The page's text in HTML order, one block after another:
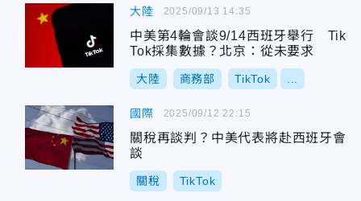
大陸
中美第4輪會談9/14西班牙舉行 Tik
Tok採集數據？北京：從未要求
大陸 商務部 TikTok
2025/09/13 14:35
國際
關稅再談判？中美代表將赴西班牙會
談
關稅 TikTok
2025/09/12 22:15